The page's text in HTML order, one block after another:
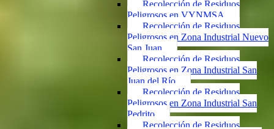
Recolección de Residuos
Peligrosos en VYNMSA
Recolección de Residuos
Peligrosos en Zona Industrial Nuevo
San Juan
Recolección de Residuos
Peligrosos en Zona Industrial San
Juan del Río
Recolección de Residuos
Peligrosos en Zona Industrial San
Pedrito
Recolección de Residuos